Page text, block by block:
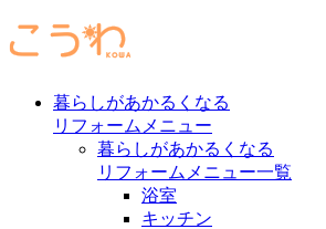
暮らしがあかるくなる
リフォームメニュー
暮らしがあかるくなる
リフォームメニュー一覧
浴室
キッチン